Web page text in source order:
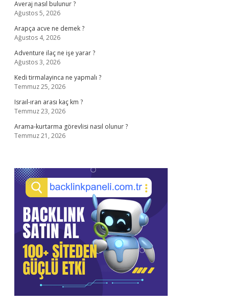
Averaj nasıl bulunur ?
Ağustos 5, 2026
Arapça acve ne demek ?
Ağustos 4, 2026
Adventure ilaç ne işe yarar ?
Ağustos 3, 2026
Kedi tirmalayinca ne yapmalı ?
Temmuz 25, 2026
Israıl-ıran arası kaç km ?
Temmuz 23, 2026
Arama-kurtarma görevlisi nasıl olunur ?
Temmuz 21, 2026